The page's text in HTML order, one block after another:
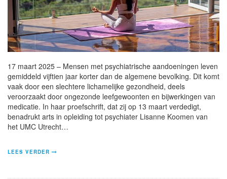
17 maart 2025 – Mensen met psychiatrische aandoeningen leven
gemiddeld vijftien jaar korter dan de algemene bevolking. Dit komt
vaak door een slechtere lichamelijke gezondheid, deels
veroorzaakt door ongezonde leefgewoonten en bijwerkingen van
medicatie. In haar proefschrift, dat zij op 13 maart verdedigt,
benadrukt arts in opleiding tot psychiater Lisanne Koomen van
het UMC Utrecht…
LEES VERDER